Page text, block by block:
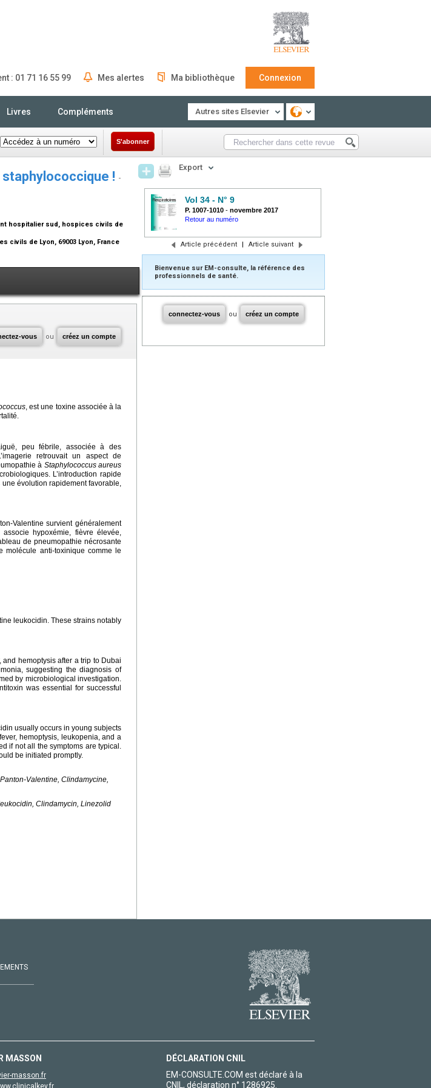
: 01 71 16 55 99 Mes alertes Ma bibliothèque Connexion
Livres Compléments Autres sites Elsevier
S'abonner
! -
hospitalier sud, hospices civils de
civils de Lyon, 69003 Lyon, France
vous ou créez un compte
, est une toxine associée à la
peu fébrile, associée à des
retrouvait un aspect de
à Staphylococcus aureus
L’introduction rapide
évolution rapidement favorable,
Valentine survient généralement
hypoxémie, fièvre élevée,
de pneumopathie nécrosante
molécule anti-toxinique comme le
leukocidin. These strains notably
hemoptysis after a trip to Dubai
suggesting the diagnosis of
by microbiological investigation.
was essential for successful
usually occurs in young subjects
hemoptysis, leukopenia, and a
if not all the symptoms are typical.
be initiated promptly.
Valentine, Clindamycine,
Clindamycin, Linezolid
Export
Vol 34 - N° 9
P. 1007-1010 - novembre 2017
Retour au numéro
Article précédent | Article suivant
Bienvenue sur EM-consulte, la référence des
professionnels de santé.
connectez-vous ou créez un compte
MASSON
masson.fr
DÉCLARATION CNIL
EM-CONSULTE.COM est déclaré à la
CNIL, déclaration n° 1286925.